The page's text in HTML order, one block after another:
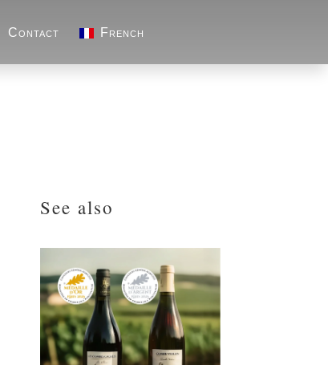
Contact French
See also